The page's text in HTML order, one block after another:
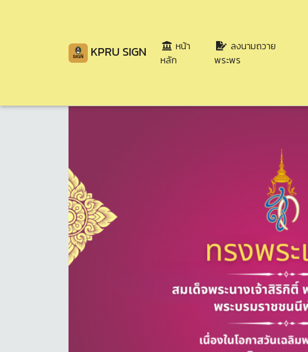
KPRU SIGN
หน้า
หลัก
ลงนามถวาย
พระพร